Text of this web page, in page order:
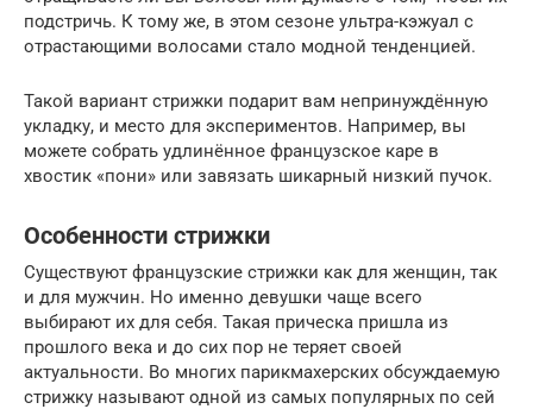
подстричь. К тому же, в этом сезоне ультра-кэжуал с
отрастающими волосами стало модной тенденцией.
Такой вариант стрижки подарит вам непринуждённую
укладку, и место для экспериментов. Например, вы
можете собрать удлинённое французское каре в
хвостик «пони» или завязать шикарный низкий пучок.
Особенности стрижки
Существуют французские стрижки как для женщин, так
и для мужчин. Но именно девушки чаще всего
выбирают их для себя. Такая прическа пришла из
прошлого века и до сих пор не теряет своей
актуальности. Во многих парикмахерских обсуждаемую
стрижку называют одной из самых популярных по сей